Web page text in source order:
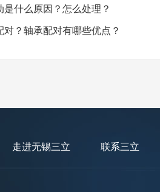
什么原因？怎么处理？
？轴承配对有哪些优点？
走进无锡三立 联系三立